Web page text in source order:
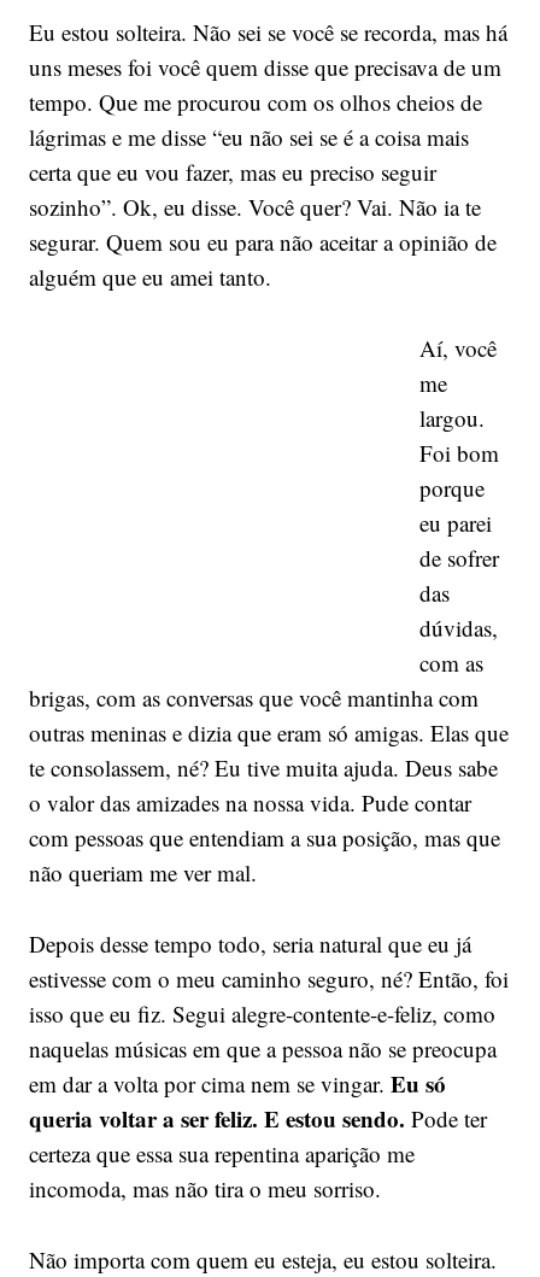
Eu estou solteira. Não sei se você se recorda, mas há
uns meses foi você quem disse que precisava de um
tempo. Que me procurou com os olhos cheios de
lágrimas e me disse “eu não sei se é a coisa mais
certa que eu vou fazer, mas eu preciso seguir
sozinho”. Ok, eu disse. Você quer? Vai. Não ia te
segurar. Quem sou eu para não aceitar a opinião de
alguém que eu amei tanto.
Aí, você
me
largou.
Foi bom
porque
eu parei
de sofrer
das
dúvidas,
com as
brigas, com as conversas que você mantinha com
outras meninas e dizia que eram só amigas. Elas que
te consolassem, né? Eu tive muita ajuda. Deus sabe
o valor das amizades na nossa vida. Pude contar
com pessoas que entendiam a sua posição, mas que
não queriam me ver mal.
Depois desse tempo todo, seria natural que eu já
estivesse com o meu caminho seguro, né? Então, foi
isso que eu fiz. Segui alegre-contente-e-feliz, como
naquelas músicas em que a pessoa não se preocupa
em dar a volta por cima nem se vingar. Eu só
queria voltar a ser feliz. E estou sendo. Pode ter
certeza que essa sua repentina aparição me
incomoda, mas não tira o meu sorriso.
Não importa com quem eu esteja, eu estou solteira.